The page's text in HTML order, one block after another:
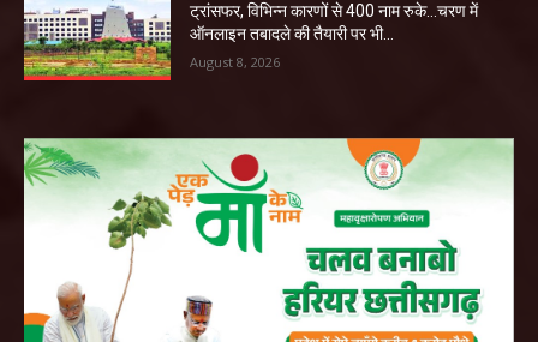
ट्रांसफर, विभिन्न कारणों से 400 नाम रुके…चरण में
ऑनलाइन तबादले की तैयारी पर भी...
August 8, 2026